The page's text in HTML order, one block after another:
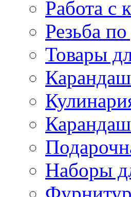
Работа с
Резьба
Товары
Наборы